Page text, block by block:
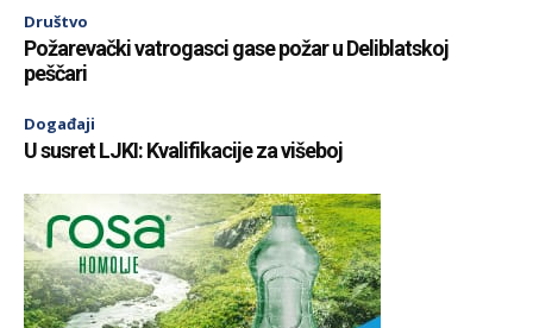
Društvo
Požarevački vatrogasci gase požar u Deliblatskoj
peščari
Događaji
U susret LJKI: Kvalifikacije za višeboj